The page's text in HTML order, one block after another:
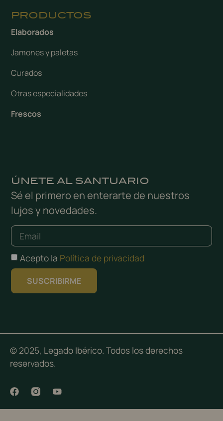
PRODUCTOS
Elaborados
Jamones y paletas
Curados
Otras especialidades
Frescos
ÚNETE AL SANTUARIO
Sé el primero en enterarte de nuestros
lujos y novedades.
Acepto la Política de privacidad
SUSCRIBIRME
© 2025, Legado Ibérico. Todos los derechos
reservados.